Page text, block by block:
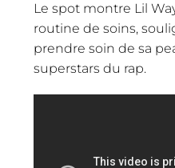
Le spot montre Lil
routine de soins,
prendre soin de sa
superstars du rap.